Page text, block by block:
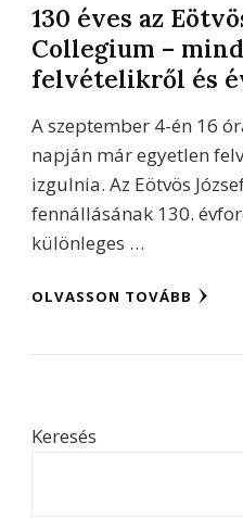
130 éves az
Collegium –
felvételikről és
A szeptember 4-én 16
napján már egyetlen
izgulnia. Az Eötvös
fennállásának 130.
különleges …
OLVASSON TOVÁBB
Keresés